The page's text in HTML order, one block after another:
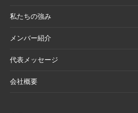
私たちの強み
メンバー紹介
代表メッセージ
会社概要